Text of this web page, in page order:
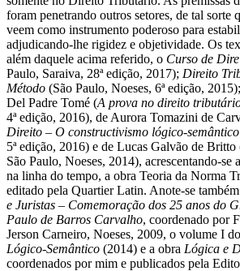
foram penetrando outros setores, de tal sorte
veem como instrumento poderoso para
adjudicando-lhe rigidez e objetividade. Os
além daquele acima referido, o Curso de
Paulo, Saraiva, 28ª edição, 2017); Direito
Método (São Paulo, Noeses, 6ª edição,
Del Padre Tomé (A prova no direito
4ª edição, 2016), de Aurora Tomazini de
Direito – O constructivismo lógico-semântico
5ª edição, 2016) e de Lucas Galvão de Britto
São Paulo, Noeses, 2014), acrescentando-se
na linha do tempo, a obra Teoria da Norma
editado pela Quartier Latin. Anote-se
e Juristas – Comemoração dos 25 anos do
Paulo de Barros Carvalho, coordenado por
Jerson Carneiro, Noeses, 2009, o volume I
Lógico-Semântico (2014) e a obra Lógica e
coordenados por mim e publicados pela